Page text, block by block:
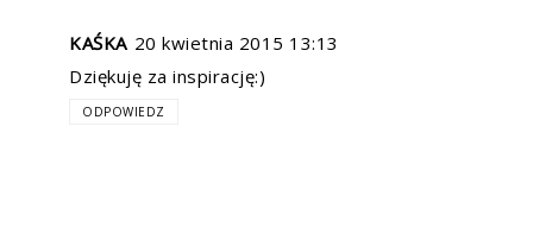
KAŚKA 20 kwietnia 2015 13:13
Dziękuję za inspirację:)
ODPOWIEDZ